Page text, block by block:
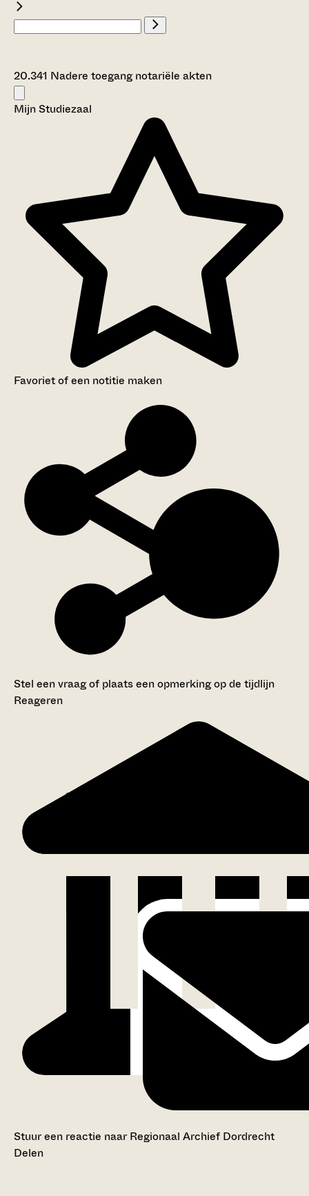
20.341 Nadere toegang notariële akten
Mijn Studiezaal
Favoriet of een notitie maken
Stel een vraag of plaats een opmerking op de tijdlijn
Reageren
Stuur een reactie naar Regionaal Archief Dordrecht
Delen